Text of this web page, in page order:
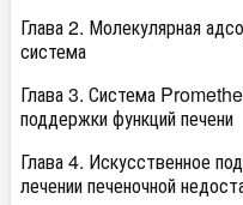
Глава 2. Молекулярная
система
Глава 3. Система
поддержки функций печени
Глава 4. Искусственное
лечении печеночной